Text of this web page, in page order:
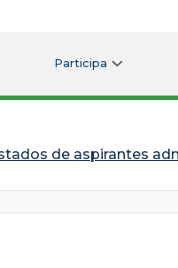
Participa
de aspirantes